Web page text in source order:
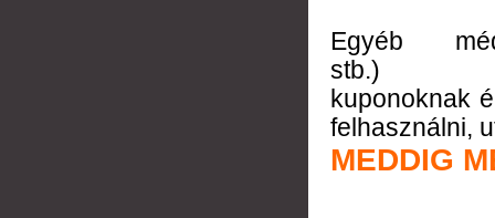
Egyéb
stb.)
kuponoknak
felhasználni,
MEDDIG